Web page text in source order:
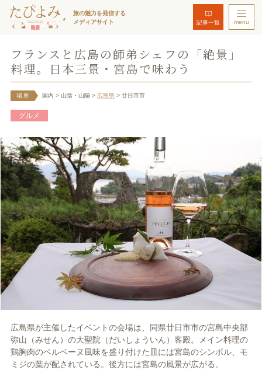
旅の魅力を発信する
メディアサイト
記事一覧 menu
フランスと広島の師弟シェフの「絶景」
料理。日本三景・宮島で味わう
場所 国内 > 山陰・山陽 > 広島県 > 廿日市市
グルメ
広島県が主催したイベントの会場は、同県廿日市市の宮島中央部
弥山（みせん）の大聖院（だいしょういん）客殿。メイン料理の
鶏胸肉のベルベーヌ風味を盛り付けた皿には宮島のシンボル、モ
ミジの葉が配されている。後方には宮島の風景が広がる。